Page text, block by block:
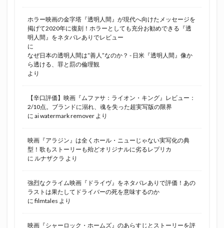
ホラー映画の金字塔『透明人間』が現代へ向けたメッセージを
掲げて2020年に復刻！ホラーとしても充分お勧めできる『透
明人間』をネタバレありでレビュー
に
なぜ日本の透明人間は“善人”なのか？ - 日米『透明人間』像か
ら透ける、罪と罰の倫理観
より
【辛口評価】映画『ムファサ：ライオン・キング』レビュー：
2/10点。ブランドに溺れ、魂を失った超実写版の限界
に ai watermark remover より
映画『アラジン』は全くホール・ニューじゃない実写化の典
型！歌もストーリーも殆どオリジナルに劣るレプリカ
に ルナザクラ より
強烈なクライム映画『ドライヴ』をネタバレありで評価！あの
ラストは果たしてドライバーの死を意味するのか
に filmtales より
映画『シャーロック・ホームズ』のあらすじとストーリーを評